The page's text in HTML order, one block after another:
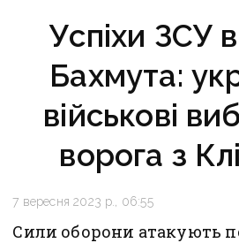
Успіхи ЗСУ
Бахмута:
військові
ворога з
7 вересня 2023 р., 06:55
Сили оборони атакують